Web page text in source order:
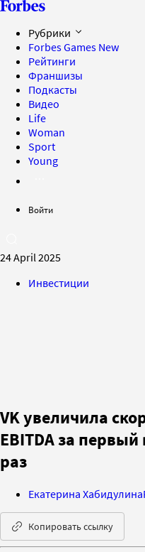
Рубрики
Forbes Games New
Рейтинги
Франшизы
Подкасты
Видео
Life
Woman
Sport
Young
Войти
24 April 2025
Инвестиции
VK увеличила
EBITDA за
раз
Екатерина Хабидулина
Копировать ссылку